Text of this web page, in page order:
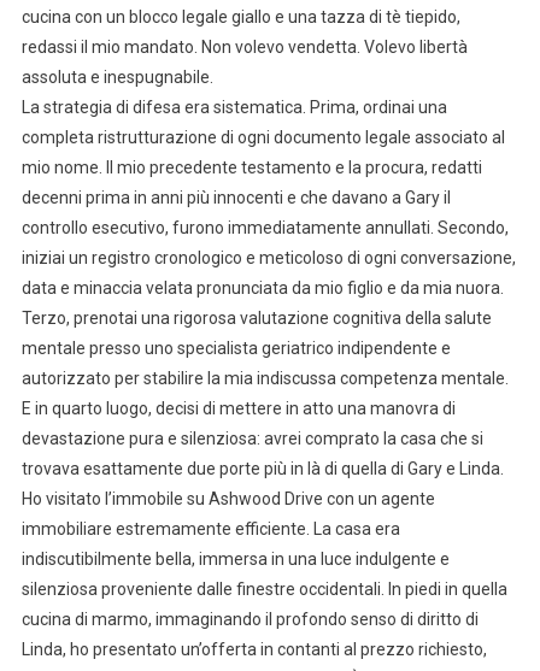
cucina con un blocco legale giallo e una tazza di tè tiepido,
redassi il mio mandato. Non volevo vendetta. Volevo libertà
assoluta e inespugnabile.
La strategia di difesa era sistematica. Prima, ordinai una
completa ristrutturazione di ogni documento legale associato al
mio nome. Il mio precedente testamento e la procura, redatti
decenni prima in anni più innocenti e che davano a Gary il
controllo esecutivo, furono immediatamente annullati. Secondo,
iniziai un registro cronologico e meticoloso di ogni conversazione,
data e minaccia velata pronunciata da mio figlio e da mia nuora.
Terzo, prenotai una rigorosa valutazione cognitiva della salute
mentale presso uno specialista geriatrico indipendente e
autorizzato per stabilire la mia indiscussa competenza mentale.
E in quarto luogo, decisi di mettere in atto una manovra di
devastazione pura e silenziosa: avrei comprato la casa che si
trovava esattamente due porte più in là di quella di Gary e Linda.
Ho visitato l’immobile su Ashwood Drive con un agente
immobiliare estremamente efficiente. La casa era
indiscutibilmente bella, immersa in una luce indulgente e
silenziosa proveniente dalle finestre occidentali. In piedi in quella
cucina di marmo, immaginando il profondo senso di diritto di
Linda, ho presentato un’offerta in contanti al prezzo richiesto,